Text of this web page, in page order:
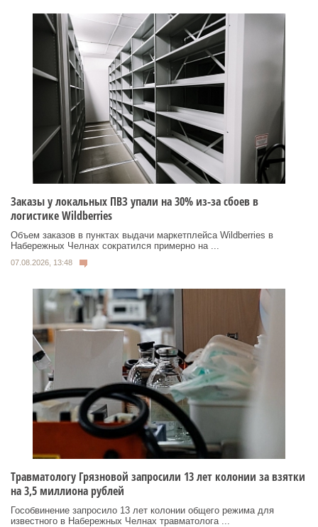
Заказы у локальных ПВЗ упали на 30% из-за сбоев в
логистике Wildberries
Объем заказов в пунктах выдачи маркетплейса Wildberries в
Набережных Челнах сократился примерно на ...
07.08.2026, 13:48
Травматологу Грязновой запросили 13 лет колонии за взятки
на 3,5 миллиона рублей
Гособвинение запросило 13 лет колонии общего режима для
известного в Набережных Челнах травматолога ...